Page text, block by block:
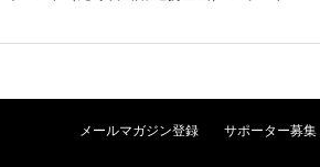
メールマガジン登録 サポーター募集